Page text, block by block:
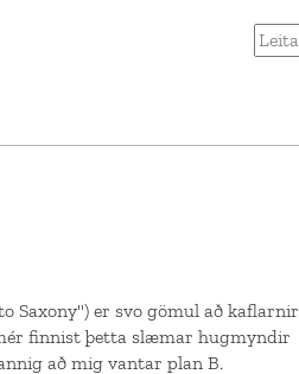
Saxony") er svo gömul að kaflarnir
finnist þetta slæmar hugmyndir
að mig vantar plan B.